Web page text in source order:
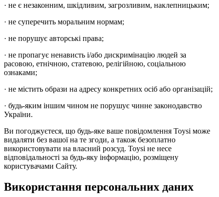
· не є незаконним, шкідливим, загрозливим, наклепницьким;
· не суперечить моральним нормам;
· не порушує авторські права;
· не пропагує ненависть і/або дискримінацію людей за
расовою, етнічною, статевою, релігійною, соціальною
ознаками;
· не містить образи на адресу конкретних осіб або організацій;
· будь-яким іншим чином не порушує чинне законодавство
України.
Ви погоджуєтеся, що будь-яке ваше повідомлення Toysi може
видаляти без вашої на те згоди, а також безоплатно
використовувати на власний розсуд. Toysi не несе
відповідальності за будь-яку інформацію, розміщену
користувачами Сайту.
Використання персональних даних